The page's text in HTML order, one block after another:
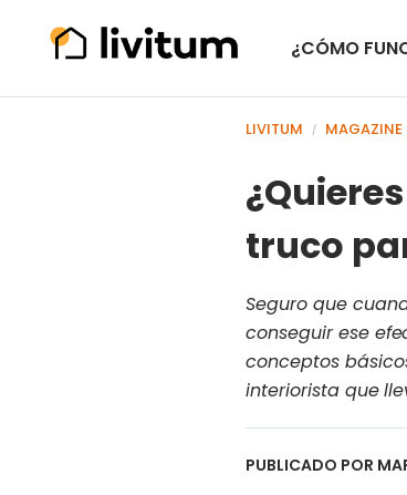
¿CÓMO
LIVITUM / MAGAZINE
truco
Seguro que
conseguir ese
conceptos
interiorista que
PUBLICADO POR